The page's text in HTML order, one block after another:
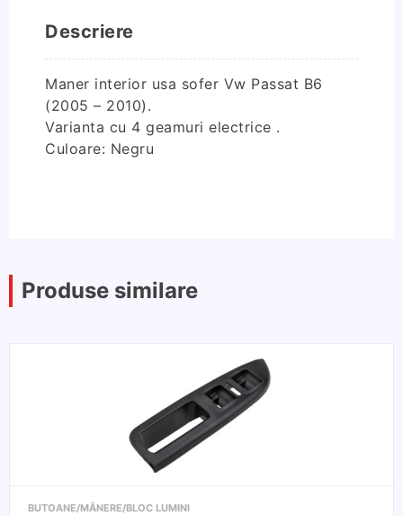
Descriere
Maner interior usa sofer Vw Passat B6
(2005 – 2010).
Varianta cu 4 geamuri electrice .
Culoare: Negru
Produse similare
BUTOANE/MÂNERE/BLOC LUMINI